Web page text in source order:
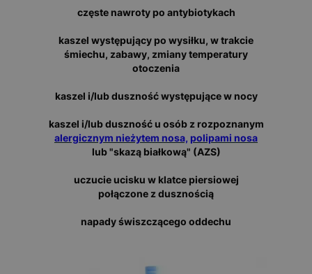
częste nawroty po antybiotykach
kaszel występujący po wysiłku, w trakcie
śmiechu, zabawy, zmiany temperatury
otoczenia
kaszel i/lub duszność występujące w nocy
kaszel i/lub duszność u osób z rozpoznanym
alergicznym nieżytem nosa, polipami nosa
lub "skazą białkową" (AZS)
uczucie ucisku w klatce piersiowej
połączone z dusznością
napady świszczącego oddechu